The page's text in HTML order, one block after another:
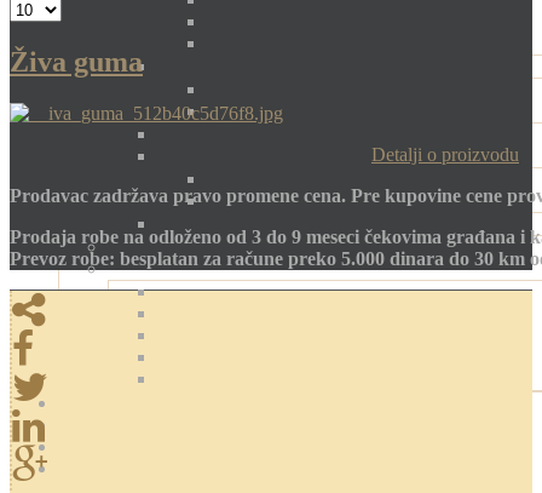
Živa guma
Detalji o proizvodu
Prodavac zadržava pravo promene cena. Pre kupovine cene
Prodaja robe na odloženo od 3 do 9 meseci čekovima građana i
Prevoz robe: besplatan za račune preko 5.000 dinara do 30 km